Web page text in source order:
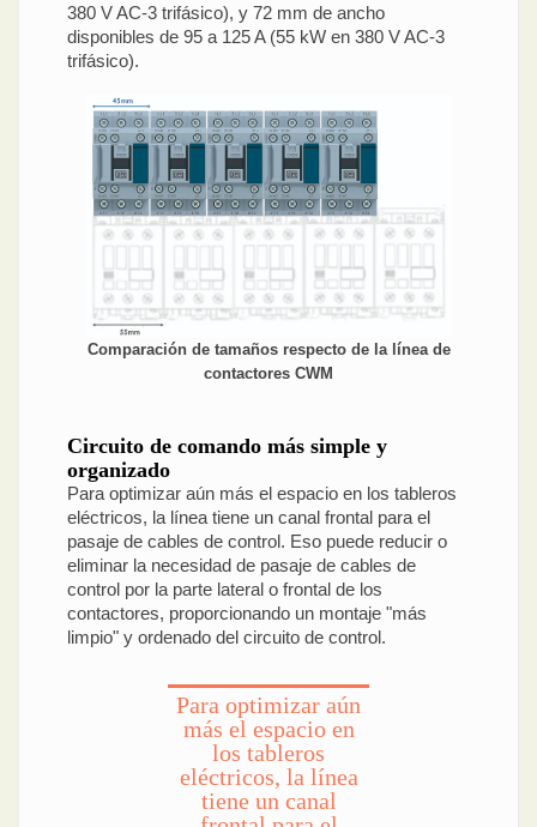
380 V AC-3 trifásico), y 72 mm de ancho
disponibles de 95 a 125 A (55 kW en 380 V AC-3
trifásico).
Comparación de tamaños respecto de la línea de
contactores CWM
Circuito de comando más simple y
organizado
Para optimizar aún más el espacio en los tableros
eléctricos, la línea tiene un canal frontal para el
pasaje de cables de control. Eso puede reducir o
eliminar la necesidad de pasaje de cables de
control por la parte lateral o frontal de los
contactores, proporcionando un montaje "más
limpio" y ordenado del circuito de control.
Para optimizar aún
más el espacio en
los tableros
eléctricos, la línea
tiene un canal